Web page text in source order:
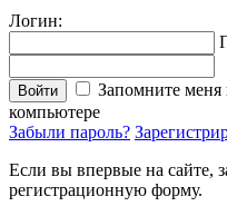
Логин:
Войти
Запомните меня
компьютере
Забыли пароль?
Если вы впервые на сайте,
регистрационную форму.